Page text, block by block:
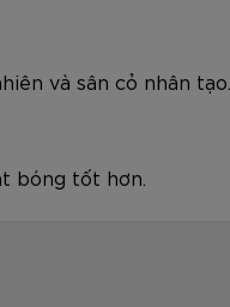
và sân cỏ nhân tạo.
bóng tốt hơn.